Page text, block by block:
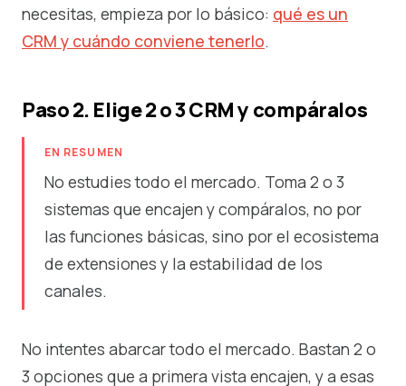
necesitas, empieza por lo básico: qué es un
CRM y cuándo conviene tenerlo.
Paso 2. Elige 2 o 3 CRM y compáralos
EN RESUMEN
No estudies todo el mercado. Toma 2 o 3
sistemas que encajen y compáralos, no por
las funciones básicas, sino por el ecosistema
de extensiones y la estabilidad de los
canales.
No intentes abarcar todo el mercado. Bastan 2 o
3 opciones que a primera vista encajen, y a esas